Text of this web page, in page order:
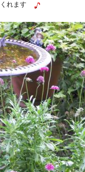
れます